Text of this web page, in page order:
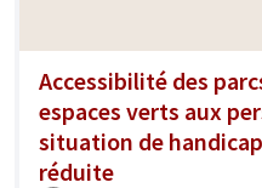
Accessibilité des
espaces verts aux
situation de
réduite